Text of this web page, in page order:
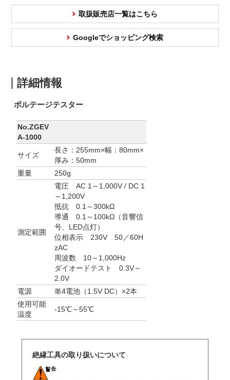
取扱販売店一覧はこちら
Googleでショッピング検索
詳細情報
ボルテージテスター
No.ZGEV
A-1000
サイズ
長さ：255mm×幅：80mm×
厚み：50mm
重量
250g
測定範囲
電圧 AC 1～1,000V / DC 1
～1,200V
抵抗 0.1～300kΩ
導通 0.1～100kΩ（音響信
号、LED点灯）
位相表示 230V 50／60H
zAC
周波数 10～1,000Hz
ダイオードテスト 0.3V～
2.0V
電源
単4電池（1.5V DC）×2本
使用可能
温度
-15℃～55℃
絶縁工具の取り扱いについて